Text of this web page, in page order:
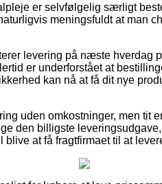
er selvfølgelig særligt
meningsfuldt at man
levering på næste hverdag
er underforstået at
kan nå at få dit nye
uden omkostninger, men tit
den billigste
at få fragtfirmaet til at